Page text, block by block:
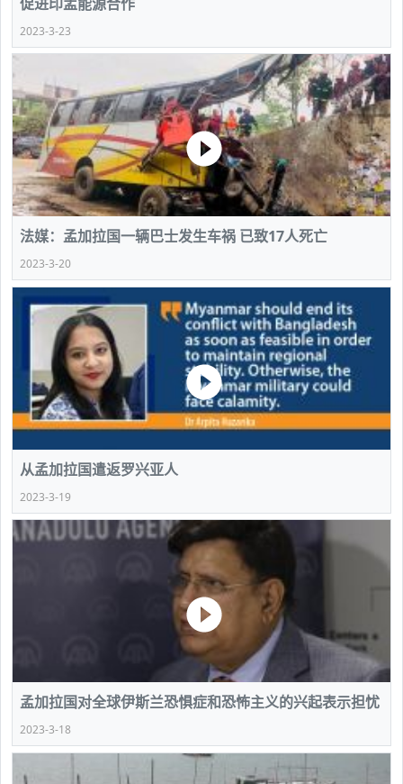
2023-3-23
法媒：孟加拉国一辆巴士发生车祸 已致17人死亡
2023-3-20
从孟加拉国遣返罗兴亚人
2023-3-19
孟加拉国对全球伊斯兰恐惧症和恐怖主义的兴起表示担忧
2023-3-18